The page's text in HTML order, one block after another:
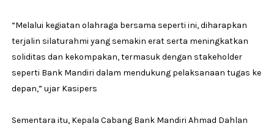
“Melalui kegiatan olahraga bersama seperti ini, diharapkan
terjalin silaturahmi yang semakin erat serta meningkatkan
soliditas dan kekompakan, termasuk dengan stakeholder
seperti Bank Mandiri dalam mendukung pelaksanaan tugas ke
depan,” ujar Kasipers
Sementara itu, Kepala Cabang Bank Mandiri Ahmad Dahlan